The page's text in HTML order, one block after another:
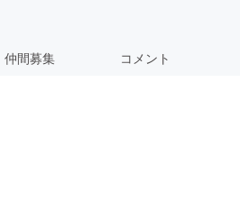
仲間募集 コメント